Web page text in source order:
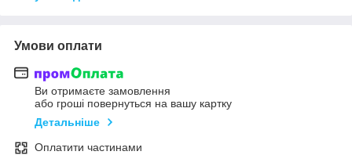
Умови оплати
Ви отримаєте замовлення
або гроші повернуться на вашу картку
Детальніше
Оплатити частинами